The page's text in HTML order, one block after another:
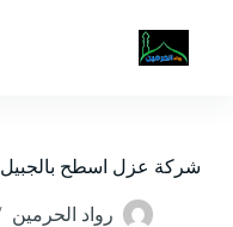
شركة عزل اسطح بالجبيل
رواد الحرمين